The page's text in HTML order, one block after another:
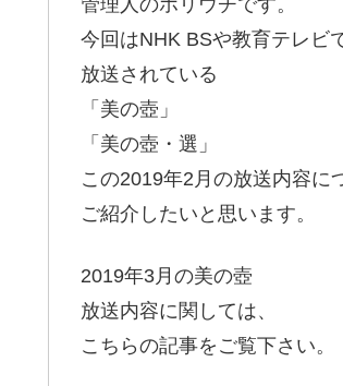
今回はNHK BSや教育テレビ
放送されている
「美の壺」
「美の壺・選」
この2019年2月の放送内容に
ご紹介したいと思います。
2019年3月の美の壺
放送内容に関しては、
こちらの記事をご覧下さい。